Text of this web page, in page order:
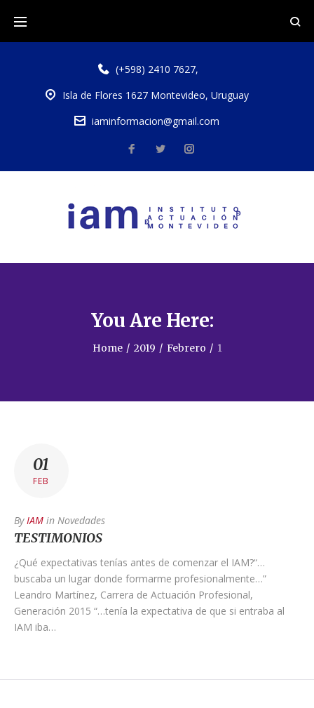
(+598) 2410 7627,
Isla de Flores 1627 Montevideo, Uruguay
iaminformacion@gmail.com
You Are Here:
Home / 2019 / Febrero / 1
01
FEB
ByIAM in Novedades
TESTIMONIOS
¿Qué expectativas tenías antes de comenzar el IAM?“…
buscaba un lugar donde formarme profesionalmente…”
Leandro Martínez, Carrera de Actuación Profesional,
Generación 2015 “…tenía la expectativa de que si entraba al
IAM iba…